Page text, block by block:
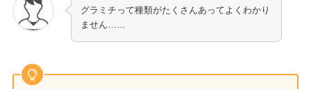
グラミチって種類がたくさんあってよくわかり
ません……